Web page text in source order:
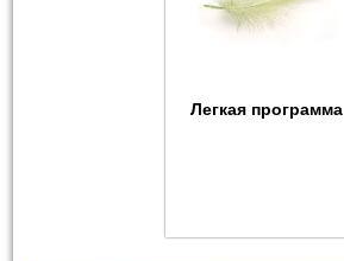
Легкая программа